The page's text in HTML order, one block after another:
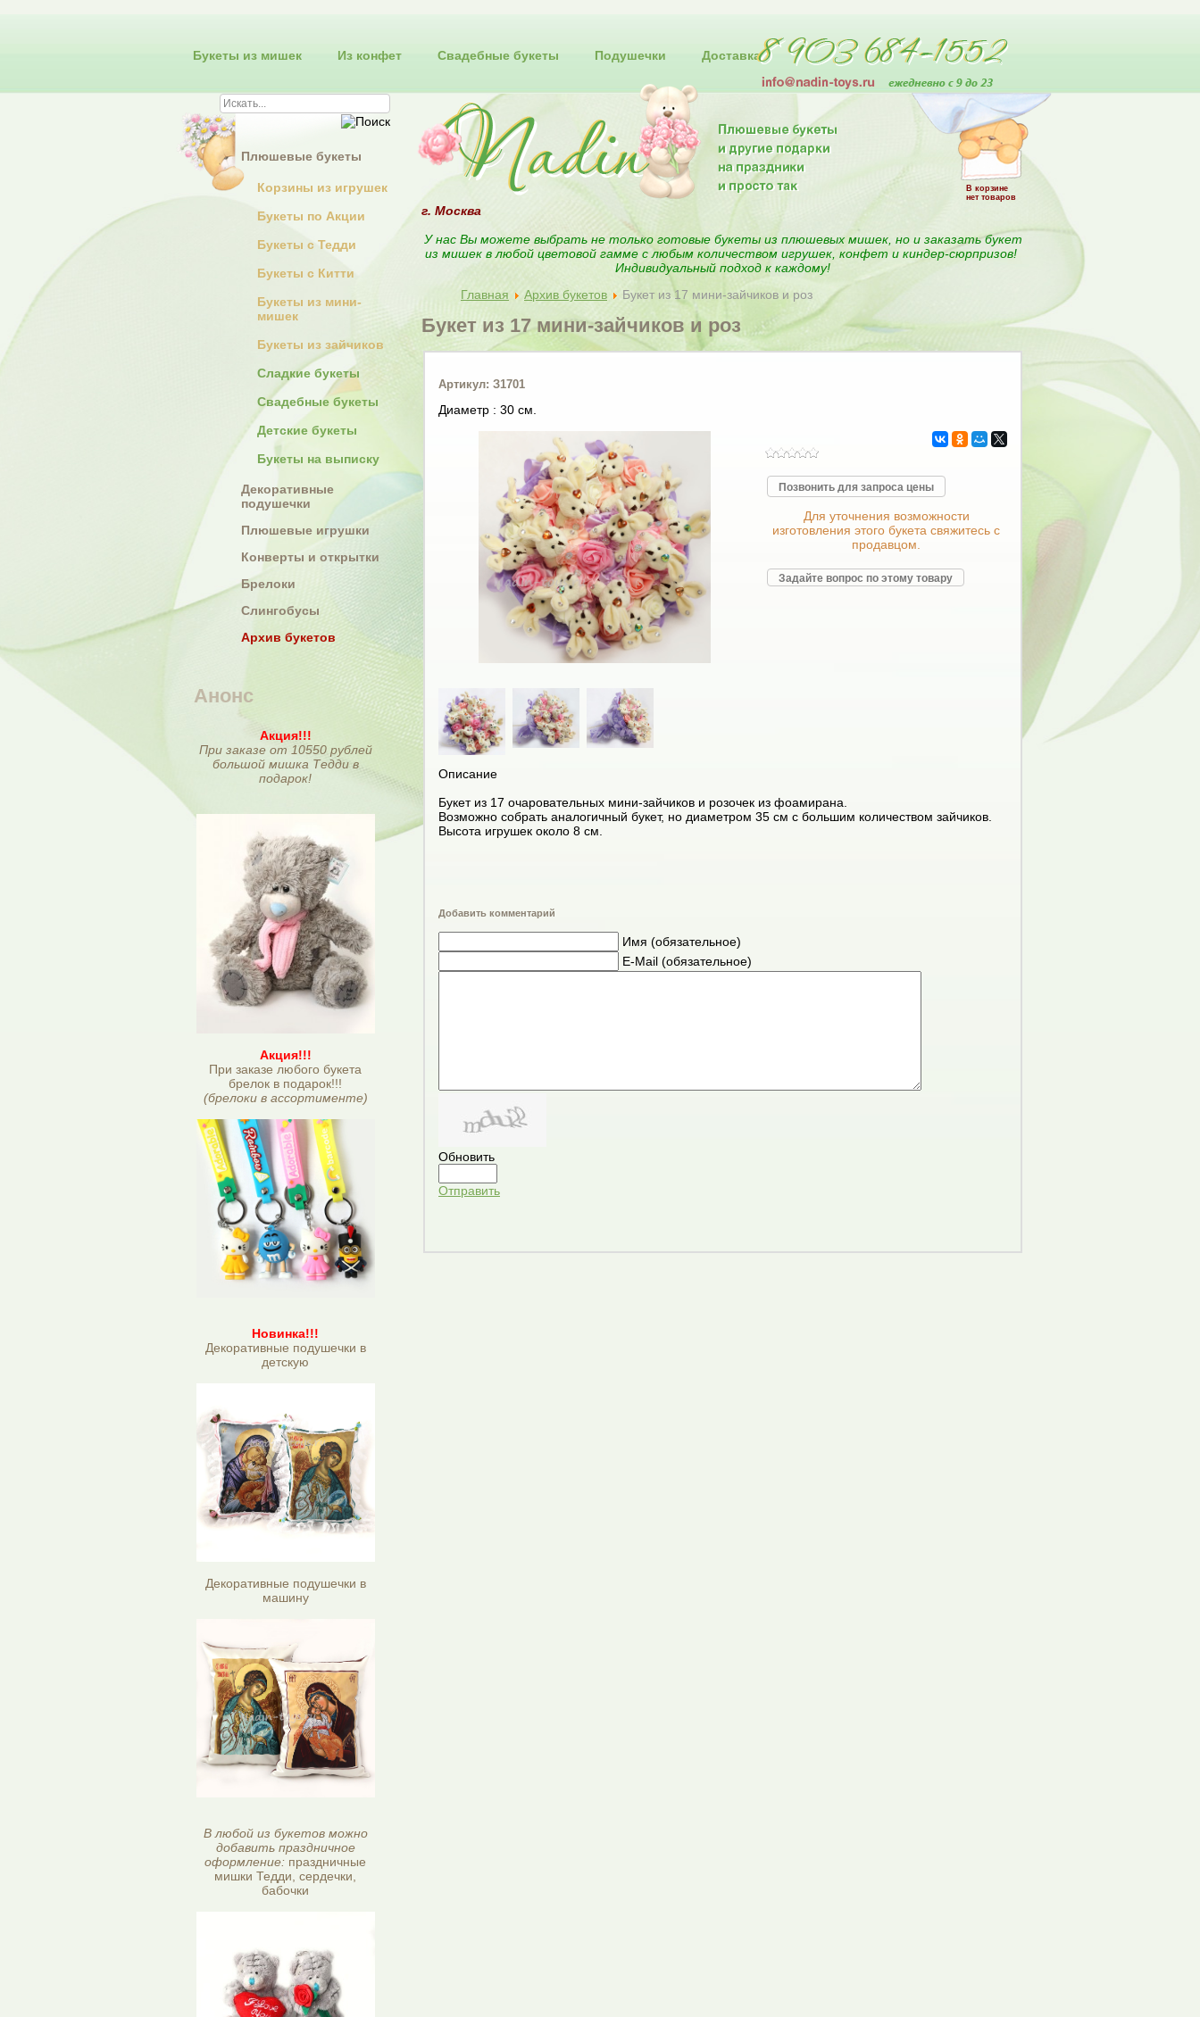
Букеты из мишек Из конфет Свадебные букеты Подушечки Доставка
В корзине
нет товаров
Плюшевые букеты
Корзины из игрушек
Букеты по Акции
Букеты с Тедди
Букеты с Китти
Букеты из мини-
мишек
Букеты из зайчиков
Сладкие букеты
Свадебные букеты
Детские букеты
Букеты на выписку
Декоративные
подушечки
Плюшевые игрушки
Конверты и открытки
Брелоки
Слингобусы
Архив букетов
Анонс
Акция!!!
При заказе от 10550 рублей
большой мишка Тедди в
подарок!
Акция!!!
При заказе любого букета
брелок в подарок!!!
(брелоки в ассортименте)
Новинка!!!
Декоративные подушечки в
детскую
Декоративные подушечки в
машину
В любой из букетов можно
добавить праздничное
оформление: праздничные
мишки Тедди, сердечки,
бабочки
г. Москва
У нас Вы можете выбрать не только готовые букеты из плюшевых мишек, но и заказать букет
из мишек в любой цветовой гамме с любым количеством игрушек, конфет и киндер-сюрпризов!
Индивидуальный подход к каждому!
Главная
Архив букетов Букет из 17 мини-зайчиков и роз
Букет из 17 мини-зайчиков и роз
Артикул: З1701
Диаметр : 30 см.
Позвонить для запроса цены
Для уточнения возможности
изготовления этого букета свяжитесь с
продавцом.
Задайте вопрос по этому товару
Описание
Букет из 17 очаровательных мини-зайчиков и розочек из фоамирана.
Возможно собрать аналогичный букет, но диаметром 35 см с большим количеством зайчиков.
Высота игрушек около 8 см.
Добавить комментарий
Имя (обязательное)
E-Mail (обязательное)
Обновить
Отправить